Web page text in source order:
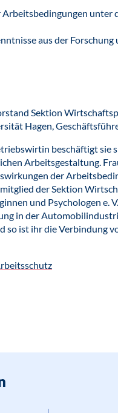
unter
aus der
Sektion
Hagen,
beschäftigt sie
Arbeitsgestaltung.
der
der Sektion
und Psycho­logen e.
in der
so ist ihr die Verbindung